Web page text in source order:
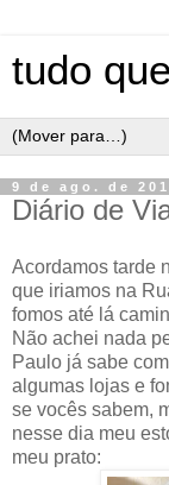
tudo
9 de ago. de
Diário de
Acordamos tarde
que iriamos na
fomos até lá
Não achei nada
Paulo já sabe
algumas lojas e
se vocês sabem,
nesse dia meu
meu prato: